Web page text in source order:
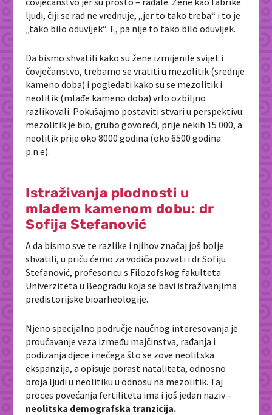
ljudi, čiji se rad ne vrednuje, „jer to tako treba“ i to je
„tako bilo oduvijek“. E, pa nije to tako bilo oduvijek.
Da bismo shvatili kako su žene izmijenile svijet i
čovječanstvo, trebamo se vratiti u mezolitik (srednje
kameno doba) i pogledati kako su se mezolitik i
neolitik (mlađe kameno doba) vrlo ozbiljno
razlikovali. Pokušajmo postaviti stvari u perspektivu:
mezolitik je bio, grubo govoreći, prije nekih 15 000, a
neolitik prije oko 8000 godina (oko 6500 godina
p.n.e).
Istraživanja plodnosti u
mlađem kamenom dobu: dr
Sofija Stefanović
A da bismo sve te razlike i njihov značaj još bolje
shvatili, u priču ćemo za vodiča pozvati i dr Sofiju
Stefanović, profesoricu s Filozofskog fakulteta
Univerziteta u Beogradu koja se bavi istraživanjima
predistorijske bioarheologije.
Njeno specijalno područje naučnog interesovanja je
proučavanje veza između majčinstva, rađanja i
podizanja djece i nečega što se zove neolitska
ekspanzija, a opisuje porast nataliteta, odnosno
broja ljudi u neolitiku u odnosu na mezolitik. Taj
proces povećanja fertiliteta ima i još jedan naziv –
neolitska demografska tranzicija.